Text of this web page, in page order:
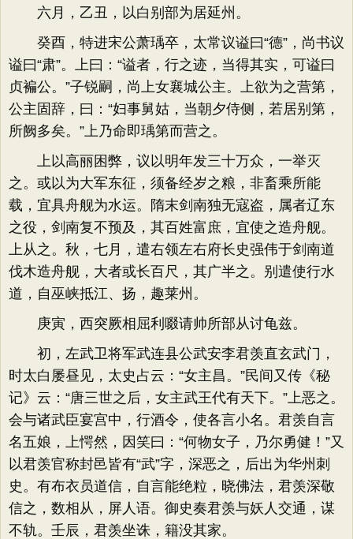
六月，乙丑，以白别部为居延州。
癸酉，特进宋公萧瑀卒，太常议谥曰“德”，尚书议
谥曰“肃”。上曰：“谥者，行之迹，当得其实，可谥曰
贞褊公。”子锐嗣，尚上女襄城公主。上欲为之营第，
公主固辞，曰：“妇事舅姑，当朝夕侍侧，若居别第，
所阙多矣。”上乃命即瑀第而营之。
上以高丽困弊，议以明年发三十万众，一举灭
之。或以为大军东征，须备经岁之粮，非畜乘所能
载，宜具舟舰为水运。隋末剑南独无寇盗，属者辽东
之役，剑南复不预及，其百姓富庶，宜使之造舟舰。
上从之。秋，七月，遣右领左右府长史强伟于剑南道
伐木造舟舰，大者或长百尺，其广半之。别遣使行水
道，自巫峡抵江、扬，趣莱州。
庚寅，西突厥相屈利啜请帅所部从讨龟兹。
初，左武卫将军武连县公武安李君羡直玄武门，
时太白屡昼见，太史占云：“女主昌。”民间又传《秘
记》云：“唐三世之后，女主武王代有天下。”上恶之。
会与诸武臣宴宫中，行酒令，使各言小名。君羡自言
名五娘，上愕然，因笑曰：“何物女子，乃尔勇健！”又
以君羡官称封邑皆有“武”字，深恶之，后出为华州刺
史。有布衣员道信，自言能绝粒，晓佛法，君羡深敬
信之，数相从，屏人语。御史奏君羡与妖人交通，谋
不轨。壬辰，君羡坐诛，籍没其家。